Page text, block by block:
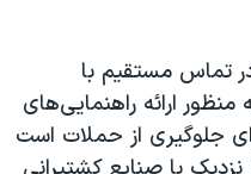
در تماس مستقیم با
ارائه راهنمایی‌های
جلوگیری از حملات است